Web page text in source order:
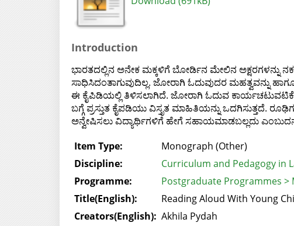
Introduction
ಭಾರತದಲ್ಲಿನ ಅನೇಕ ಮಕ್ಕಳಿಗೆ ಬೋರ್ಡಿನ ಮೇಲಿನ ಅಕ್ಷರಗಳನ್ನು
ಸಾಧಿಸಿದಂತಾಗುವುದಿಲ್ಲ. ಜೋರಾಗಿ ಓದುವುದರ ಮಹತ್ವವನ್ನು ಹಾಗೂ
ಈ ಕೈಪಿಡಿಯಲ್ಲಿ ತಿಳಿಸಲಾಗಿದೆ. ಜೋರಾಗಿ ಓದುವ
ಬಗ್ಗೆ ಪ್ರಸ್ತುತ ಕೈಪಡಿಯು ವಿಸ್ತೃತ ಮಾಹಿತಿಯನ್ನು
ಅನ್ವೇಷಿಸಲು ವಿದ್ಯಾರ್ಥಿಗಳಿಗೆ ಹೇಗೆ ಸಹಾಯಮಾಡಬಲ್ಲದು
Item Type:
Monograph (Other)
Discipline:
Curriculum and Pedagogy in
Programme:
Postgraduate Programmes >
Title(English):
Reading Aloud With Young
Creators(English): Akhila Pydah